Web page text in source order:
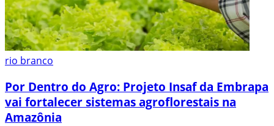
rio branco
Por Dentro do Agro: Projeto Insaf da Embrapa
vai fortalecer sistemas agroflorestais na
Amazônia